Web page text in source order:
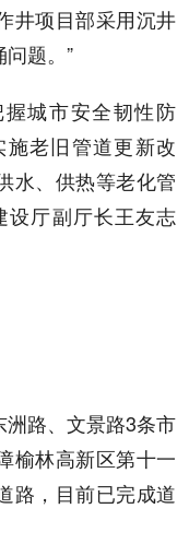
井项目部采用沉井
题。”
握城市安全韧性防
老旧管道更新改
水、供热等老化管
设厅副厅长王友志
路、文景路3条市
榆林高新区第十一
路，目前已完成道